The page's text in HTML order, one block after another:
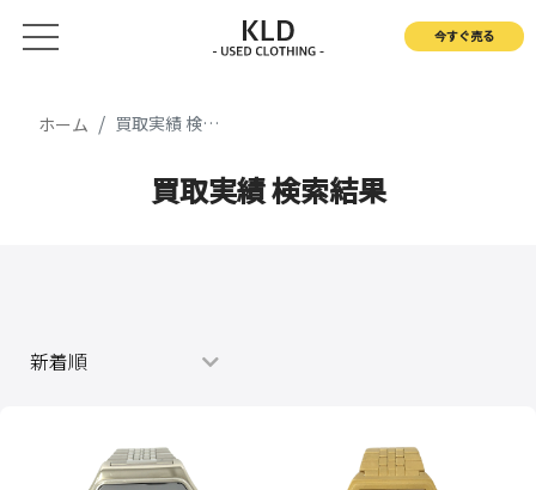
今すぐ売る
ホーム 買取実績 検索結果
買取実績 検索結果